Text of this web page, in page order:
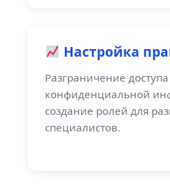
Настройка
Разграничение
конфиденциальной
создание ролей для
специалистов.